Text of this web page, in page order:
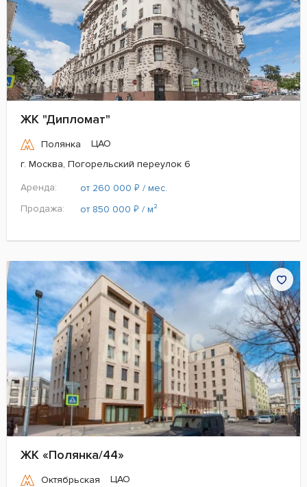
ЖК "Дипломат"
Полянка
ЦАО
г. Москва, Погорельский переулок 6
Аренда:
от 260 000 ₽ / мес.
Продажа:
от 850 000 ₽ / м²
ЖК «Полянка/44»
Октябрьская
ЦАО